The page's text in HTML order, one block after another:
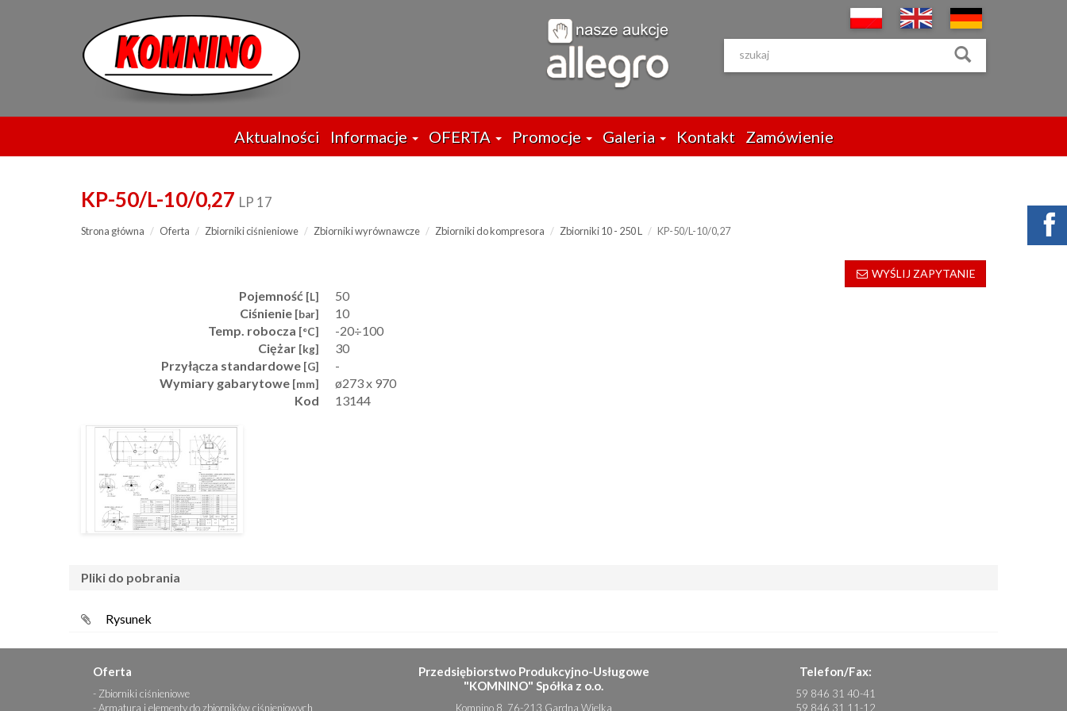
Aktualności Informacje OFERTA Promocje Galeria Kontakt Zamówienie
KP-50/L-10/0,27 LP 17
Strona główna Oferta Zbiorniki ciśnieniowe Zbiorniki wyrównawcze Zbiorniki do kompresora Zbiorniki 10 - 250 L KP-50/L-10/0,27
WYŚLIJ ZAPYTANIE
Pojemność [L]
50
Ciśnienie [bar]
10
Temp. robocza [°C]
-20÷100
Ciężar [kg]
30
Przyłącza standardowe [G]
-
Wymiary gabarytowe [mm]
ø273 x 970
Kod
13144
pliki do pobrania
Rysunek
Oferta
Zbiorniki ciśnieniowe
Armatura i elementy do zbiorników ciśnieniowych
Przedsiębiorstwo Produkcyjno-Usługowe
"KOMNINO" Spółka z o.o.
Komnino 8, 76-213 Gardna Wielka
Telefon/Fax:
59 846 31 40-41
59 846 31 11-12